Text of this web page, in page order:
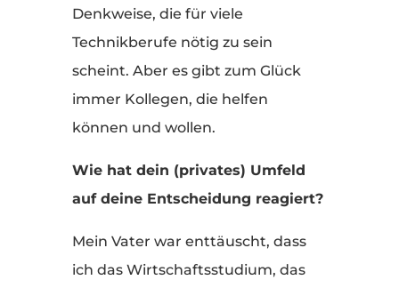
Denkweise, die für viele
Technikberufe nötig zu sein
scheint. Aber es gibt zum Glück
immer Kollegen, die helfen
können und wollen.
Wie hat dein (privates) Umfeld
auf deine Entscheidung reagiert?
Mein Vater war enttäuscht, dass
ich das Wirtschaftsstudium, das